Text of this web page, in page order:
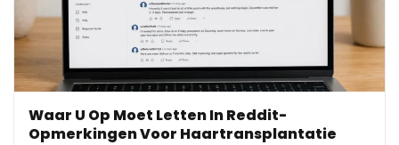
Waar U Op Moet Letten In Reddit-
Opmerkingen Voor Haartransplantatie